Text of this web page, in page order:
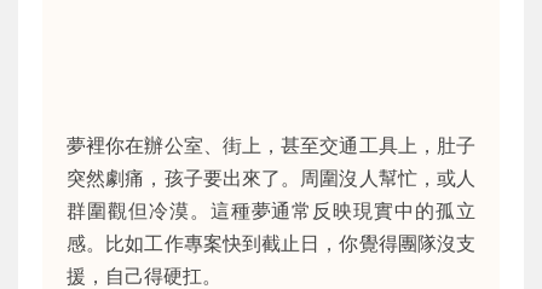
夢裡你在辦公室、街上，甚至交通工具上，肚子
突然劇痛，孩子要出來了。周圍沒人幫忙，或人
群圍觀但冷漠。這種夢通常反映現實中的孤立
感。比如工作專案快到截止日，你覺得團隊沒支
援，自己得硬扛。